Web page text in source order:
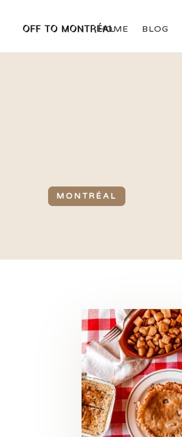
HOME BLOG
MONTRÉAL